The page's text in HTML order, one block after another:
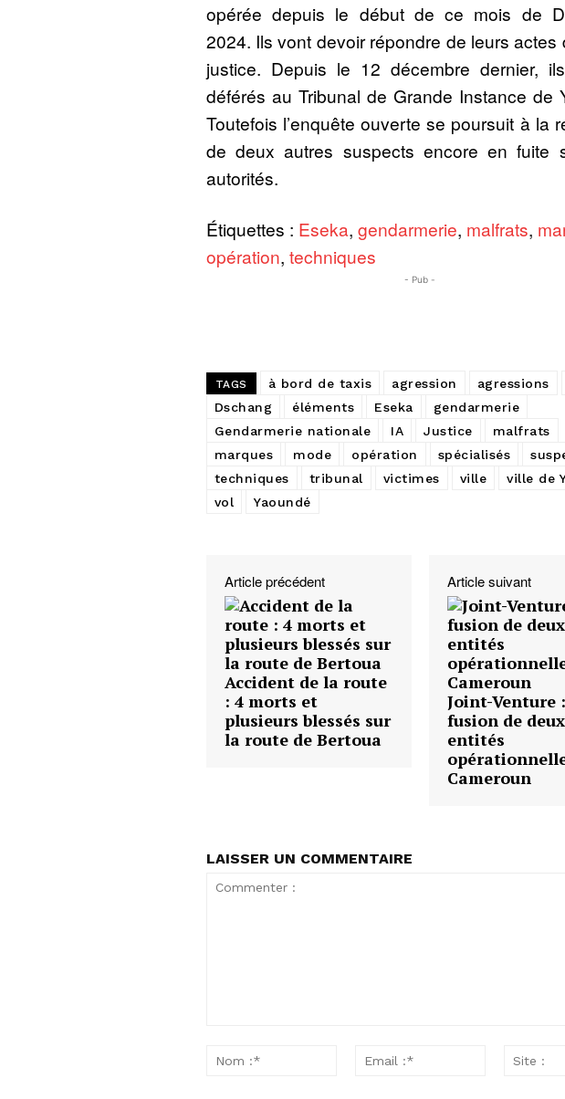
opérée depuis le début de ce mois de
2024. Ils vont devoir répondre de leurs actes
justice. Depuis le 12 décembre dernier,
déférés au Tribunal de Grande Instance de
Toutefois l’enquête ouverte se poursuit à la
de deux autres suspects encore en fuite
autorités.
Étiquettes : Eseka, gendarmerie, malfrats,
opération, techniques
- Pub -
TAGS à bord de taxis agression agressions
Dschang
éléments Eseka
gendarmerie
Gendarmerie nationale
IA Justice
malfrats
marques
mode opération spécialisés
techniques
tribunal victimes ville
ville de
vol
Yaoundé
Article précédent
Accident de la route
: 4 morts et
plusieurs blessés sur
la route de Bertoua
Article suivant
Joint-Venture
fusion de deux
entités
Cameroun
LAISSER UN COMMENTAIRE
Nom
Email